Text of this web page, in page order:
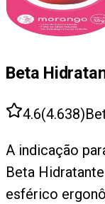
Beta
4.6(4.638)
A indicação
Beta
esférico